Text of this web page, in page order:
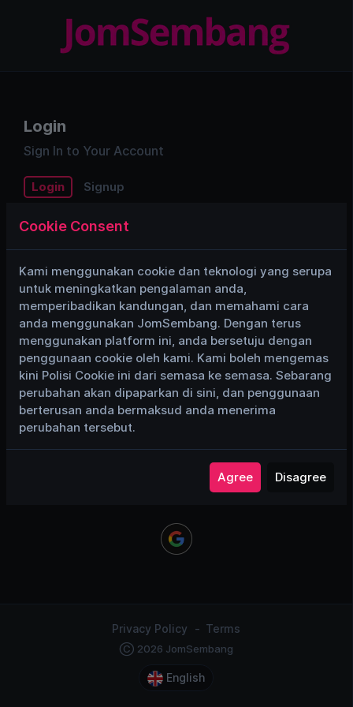
Login
Sign In to Your Account
Login Signup
Email/Username
Password
Remember Me
Forgot Password
Privacy Policy Terms
Ⓒ 2026 JomSembang
English
Cookie Consent
Kami menggunakan cookie dan teknologi yang serupa
untuk meningkatkan pengalaman anda,
memperibadikan kandungan, dan memahami cara
anda menggunakan JomSembang. Dengan terus
menggunakan platform ini, anda bersetuju dengan
penggunaan cookie oleh kami. Kami boleh mengemas
kini Polisi Cookie ini dari semasa ke semasa. Sebarang
perubahan akan dipaparkan di sini, dan penggunaan
berterusan anda bermaksud anda menerima
perubahan tersebut.
Agree Disagree